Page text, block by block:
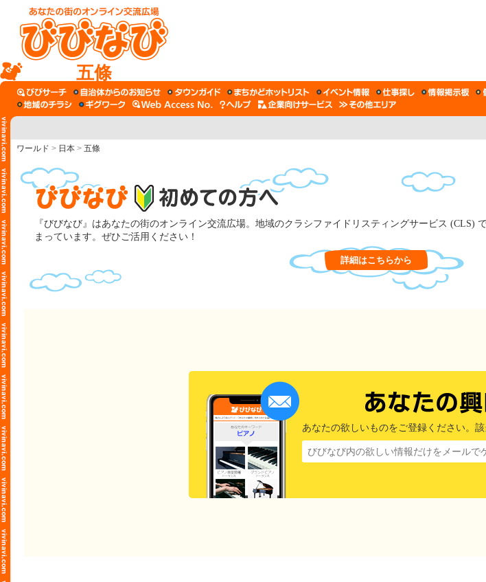
五條
ワールド > 日本 > 五條
『びびなび』はあなたの街のオンライン交流広場。地域のクラシファイドリスティングサービス (CLS)
まっています。ぜひご活用ください！
詳細はこちらから
あなたの欲しいものをご登録ください。